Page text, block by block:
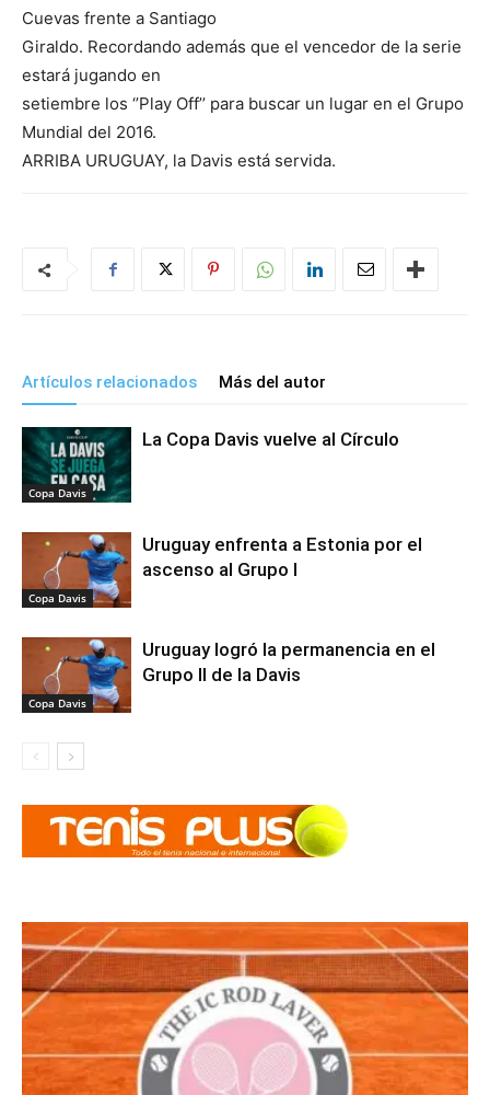
Cuevas frente a Santiago
Giraldo. Recordando además que el vencedor de la serie
estará jugando en
setiembre los ‘’Play Off’’ para buscar un lugar en el Grupo
Mundial del 2016.
ARRIBA URUGUAY, la Davis está servida.
Artículos relacionados Más del autor
Copa Davis
La Copa Davis vuelve al Círculo
Copa Davis
Uruguay enfrenta a Estonia por el
ascenso al Grupo I
Copa Davis
Uruguay logró la permanencia en el
Grupo II de la Davis